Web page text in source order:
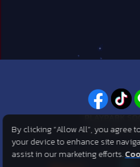
PLAYPARK
ไม่พลาดทุกข่าวสา
By clicking “Allow All”, you agree
your device to enhance site
assist in our marketing efforts.